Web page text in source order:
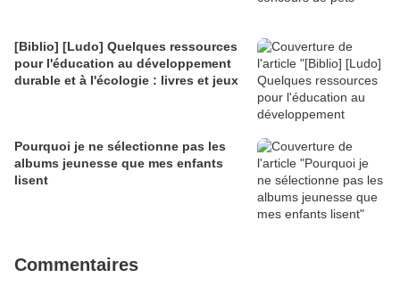
[Biblio] [Ludo] Quelques ressources
pour l'éducation au développement
durable et à l'écologie : livres et jeux
Pourquoi je ne sélectionne pas les
albums jeunesse que mes enfants
lisent
Commentaires